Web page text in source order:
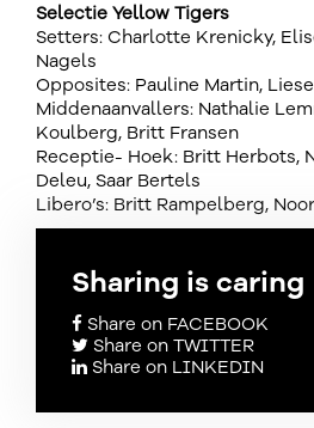
Selectie Yellow Tigers
Setters: Charlotte Krenicky,
Nagels
Opposites: Pauline Martin,
Middenaanvallers: Nathalie
Koulberg, Britt Fransen
Receptie- Hoek: Britt Herbots,
Deleu, Saar Bertels
Libero’s: Britt Rampelberg,
Sharing is caring
Share on FACEBOOK
Share on TWITTER
Share on LINKEDIN